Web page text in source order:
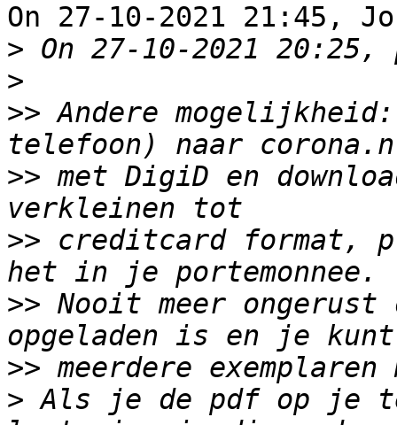
On 27-10-2021 21:45,
>
>
>> Andere
>> met DigiD en
>> creditcard format,
>> Nooit meer
>>
> Als je de pdf op je